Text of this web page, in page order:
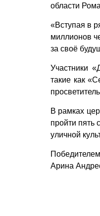
области
«Вступая в
миллионов
за своё
Участники
такие как
В рамках
пройти пять
уличной
Арина